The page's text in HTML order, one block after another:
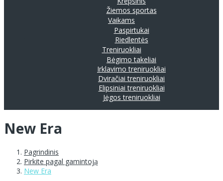
Žiemos sportas
Vaikams
Paspirtukai
Riedlentės
Treniruokliai
Bėgimo takeliai
Irklavimo treniruokliai
Dviračiai treniruokliai
Elipsiniai treniruokliai
Jėgos treniruokliai
New Era
Pagrindinis
Pirkite pagal gamintoją
New Era